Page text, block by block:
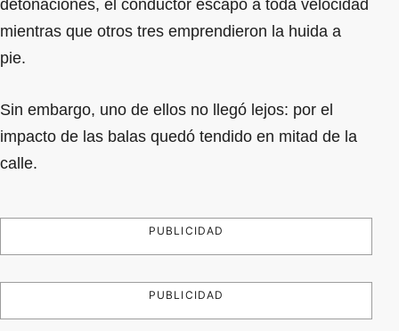
detonaciones, el conductor escapó a toda velocidad
mientras que otros tres emprendieron la huida a
pie.
Sin embargo, uno de ellos no llegó lejos: por el
impacto de las balas quedó tendido en mitad de la
calle.
PUBLICIDAD
PUBLICIDAD